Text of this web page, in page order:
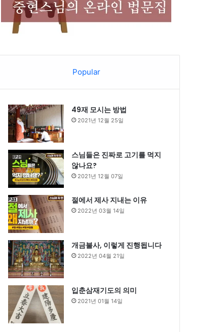
Popular
49재 모시는 방법
2021년 12월 25일
스님들은 진짜로 고기를 먹지
않나요?
2021년 12월 07일
절에서 제사 지내는 이유
2022년 03월 14일
개금불사, 이렇게 진행됩니다
2022년 04월 21일
입춘삼재기도의 의미
2021년 01월 14일